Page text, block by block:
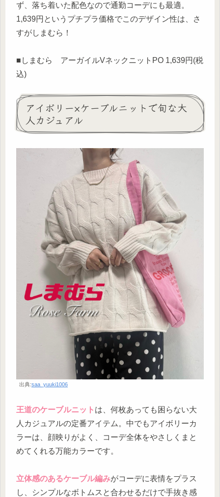
ず、落ち着いた配色なので通勤コーデにも最適。
1,639円というプチプラ価格でこのデザイン性は、さ
すがしまむら！
■しまむら アーガイルVネックニットPO 1,639円(税
込)
アイボリー×ケーブルニットで旬な大
人カジュアル
出典:saa_yuuki1006
王道のケーブルニット は、何枚あっても困らない大
人カジュアルの定番アイテム。中でもアイボリーカ
ラーは、顔映りがよく、コーデ全体をやさしくまと
めてくれる万能カラーです。
立体感のあるケーブル編みがコーデに表情をプラス
し、シンプルなボトムスと合わせるだけで手抜き感